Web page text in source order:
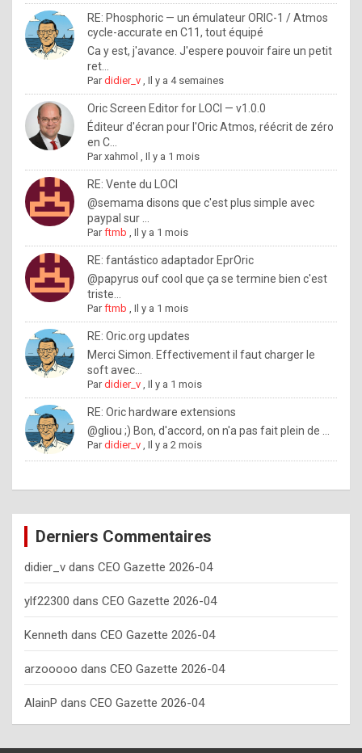
.
I
f
y
o
u
w
a
n
t
o
n
o
w
h
o
w
o
e
y
o
u
s
h
o
RE: Phosphoric — un émulateur ORIC-1 / Atmos
cycle-accurate en C11, tout équipé
Ca y est, j'avance. J'espere pouvoir faire un petit
ret...
Pardidier_v ,Il y a 4 semaines
Oric Screen Editor for LOCI — v1.0.0
Éditeur d'écran pour l'Oric Atmos, réécrit de zéro
en C...
Parxahmol ,Il y a 1 mois
RE: Vente du LOCI
@semama disons que c'est plus simple avec
paypal sur ...
Parftmb ,Il y a 1 mois
RE: fantástico adaptador EprOric
@papyrus ouf cool que ça se termine bien c'est
triste...
Parftmb ,Il y a 1 mois
RE: Oric.org updates
Merci Simon. Effectivement il faut charger le
soft avec...
Pardidier_v ,Il y a 1 mois
RE: Oric hardware extensions
@gliou ;) Bon, d'accord, on n'a pas fait plein de ...
Pardidier_v ,Il y a 2 mois
Derniers Commentaires
didier_v dans CEO Gazette 2026-04
ylf22300 dans CEO Gazette 2026-04
Kenneth dans CEO Gazette 2026-04
arzooooo dans CEO Gazette 2026-04
AlainP dans CEO Gazette 2026-04